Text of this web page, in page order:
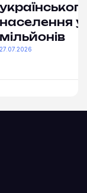
населення у
мільйонів
27.07.2026